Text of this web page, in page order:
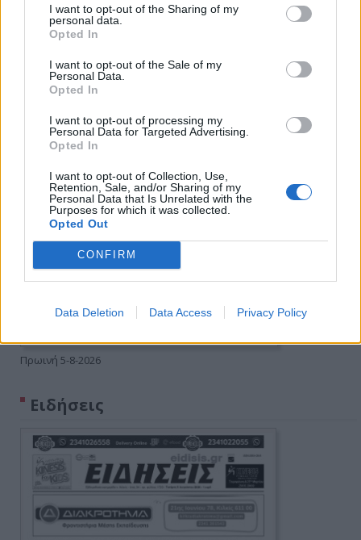
I want to opt-out of the Sharing of my
personal data.
Opted In
I want to opt-out of the Sale of my
Personal Data.
Opted In
I want to opt-out of processing my
Personal Data for Targeted Advertising.
Opted In
I want to opt-out of Collection, Use,
Retention, Sale, and/or Sharing of my
Personal Data that Is Unrelated with the
Purposes for which it was collected.
Opted Out
CONFIRM
Data Deletion Data Access Privacy Policy
Πρωινή 5-8-2026
Ειδήσεις